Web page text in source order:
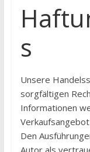
s
Unsere
sorgfältigen
Informationen
Den
Autor als